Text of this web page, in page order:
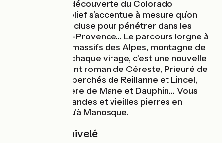
pour partir à la découverte du Colorado
provençal. Le relief s’accentue à mesure qu’on
s’éloigne du Vaucluse pour pénétrer dans les
Alpes de Haute-Provence… Le parcours lorgne à
présent sur les massifs des Alpes, montagne de
Lure en tête. A chaque virage, c'est une nouvelle
découverte : Pont roman de Céreste, Prieuré de
Carluc, villages perchés de Reillanne et Lincel,
cités de caractère de Mane et Dauphin… Vous
roulez entre lavandes et vieilles pierres en
continuum jusqu'à Manosque.
Pentes et dénivelé